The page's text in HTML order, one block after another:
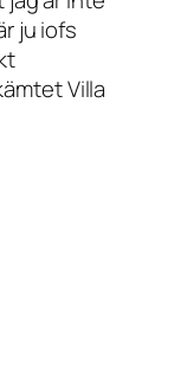
ju iofs
Villa